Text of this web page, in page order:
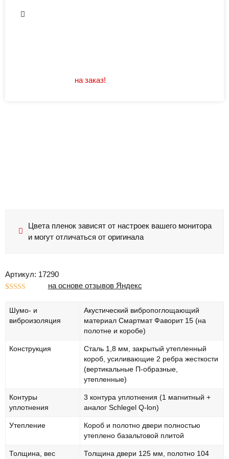
Артикул: 17290
основе
опроса
пользователя
на основе отзывов Яндекс
Шумо- и
виброизоляция
Акустический вибропоглощающий
материал Смартмат Фаворит 15 (на
полотне и коробе)
Конструкция
Сталь 1,8 мм, закрытый утепленный
короб, усиливающие 2 ребра жесткости
(вертикальные П-образные,
утепленные)
Контуры
уплотнения
3 контура уплотнения (1 магнитный +
аналог Schlegel Q-lon)
Утепление
Короб и полотно двери полностью
утеплено базальтовой плитой
Толщина, вес
Толщина двери 125 мм, полотно 104
на заказ!
Цвета пленок зависят от настроек вашего монитора
и могут отличаться от оригинала